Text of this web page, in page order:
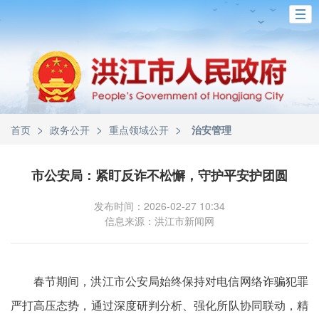
首页 > 政务公开 > 重点领域公开 > 治安管理
市公安局：紧盯反诈不松懈，守护平安护团圆
发布时间：2026-02-27 10:34
信息来源：洪江市新闻网
春节期间，洪江市公安局始终保持对电信网络诈骗犯罪
严打高压态势，通过深度研判分析、强化所队协同联动，精